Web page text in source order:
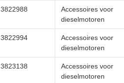
3822988
Accessoires voor
dieselmotoren
3822994
Accessoires voor
dieselmotoren
3823138
Accessoires voor
dieselmotoren